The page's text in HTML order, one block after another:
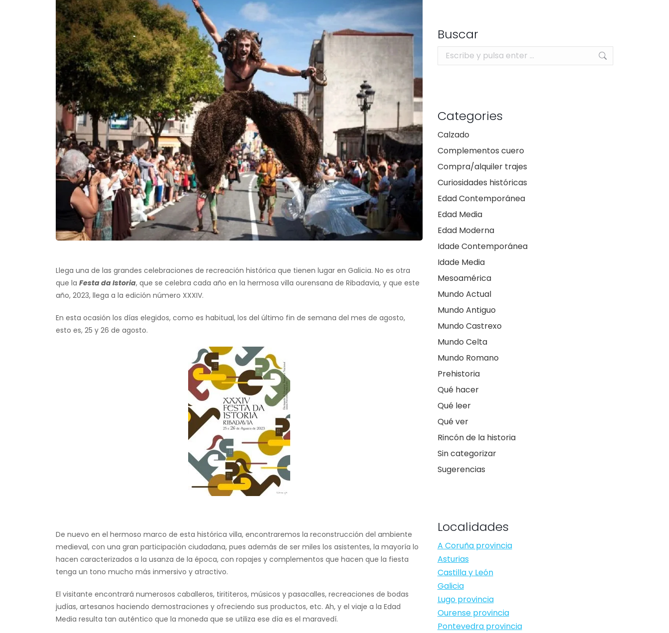
Llega una de las grandes celebraciones de recreación histórica que tienen lugar en Galicia. No es otra
que la Festa da Istoria, que se celebra cada año en la hermosa villa ourensana de Ribadavia, y que este
año, 2023, llega a la edición número XXXIV.
En esta ocasión los días elegidos, como es habitual, los del último fin de semana del mes de agosto,
esto es, 25 y 26 de agosto.
De nuevo en el hermoso marco de esta histórica villa, encontraremos la reconstrucción del ambiente
medieval, con una gran participación ciudadana, pues además de ser miles los asistentes, la mayoría lo
hacen caracterizados a la usanza de la época, con ropajes y complementos que hacen que la fiesta
tenga un tono mucho más inmersivo y atractivo.
El visitante encontrará numerosos caballeros, tirititeros, músicos y pasacalles, recreaciones de bodas
judías, artesanos haciendo demostraciones y ofreciendo sus productos, etc. Ah, y el viaje a la Edad
Media resulta tan auténtico que la moneda que se utiliza ese día es el maravedí.
Buscar
Buscar:
Categories
Calzado
Complementos cuero
Compra/alquiler trajes
Curiosidades históricas
Edad Contemporánea
Edad Media
Edad Moderna
Idade Contemporánea
Idade Media
Mesoamérica
Mundo Actual
Mundo Antiguo
Mundo Castrexo
Mundo Celta
Mundo Romano
Prehistoria
Qué hacer
Qué leer
Qué ver
Rincón de la historia
Sin categorizar
Sugerencias
Localidades
A Coruña provincia
Asturias
Castilla y León
Galicia
Lugo provincia
Ourense provincia
Pontevedra provincia